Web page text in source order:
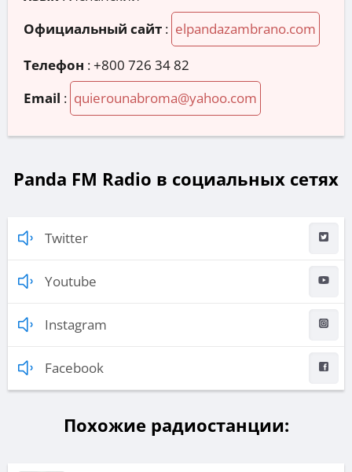
Официальный сайт : elpandazambrano.com
Телефон :+800 726 34 82
Email : quierounabroma@yahoo.com
Panda FM Radio в социальных сетях
Twitter
Youtube
Instagram
Facebook
Похожие радиостанции: